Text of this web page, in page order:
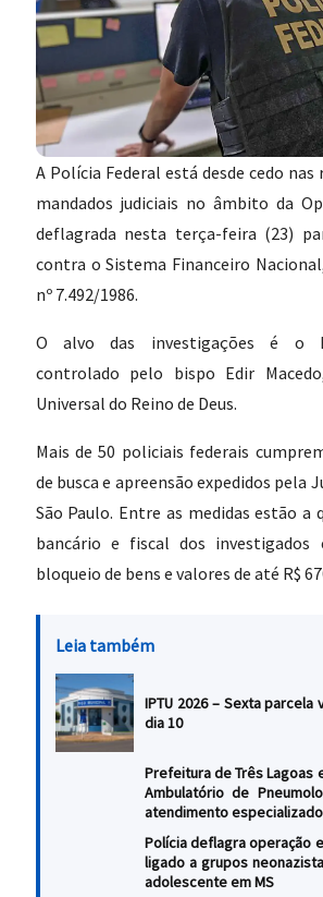
A Polícia Federal está desde cedo
mandados judiciais no âmbito da
deflagrada nesta terça-feira (23)
contra o Sistema Financeiro
nº 7.492/1986.
O alvo das investigações é o
controlado pelo bispo Edir
Universal do Reino de Deus.
Mais de 50 policiais federais
de busca e apreensão expedidos pela
São Paulo. Entre as medidas estão a
bancário e fiscal dos investigados
bloqueio de bens e valores de até R$
Leia também
IPTU 2026 – Sexta
dia 10
Prefeitura de Três Lagoas
Ambulatório de
atendimento especializado
Polícia deflagra operação
ligado a grupos
adolescente em MS